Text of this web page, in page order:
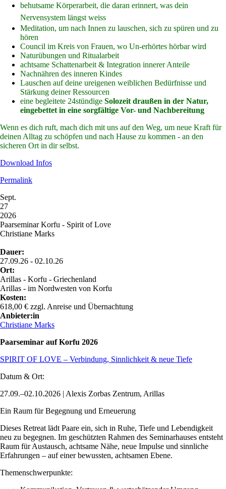
behutsame Körperarbeit, die daran erinnert, was dein
Nervensystem längst weiss
Meditation, um nach Innen zu lauschen, sich zu spüren und zu
hören
Council im Kreis von Frauen, wo Un-erhörtes hörbar wird
Naturübungen und Ritualarbeit
achtsame Schattenarbeit & Integration innerer Anteile
Nachnähren des inneren Kindes
Lauschen auf deine ureigenen weiblichen Bedürfnisse und
Stärkung deiner Ressourcen
eine begleitete 24stündige Solozeit draußen in der Natur,
eingebettet in eine sorgfältige Vor- und Nachbereitung
Wenn es dich ruft, mach dich mit uns auf den Weg, um neue Kraft für
deinen Alltag zu schöpfen und nach Hause zu kommen - an den
sicheren Ort in dir selbst.
Download Infos
Permalink
Sept.
27
2026
Paarseminar Korfu - Spirit of Love
Christiane Marks
Dauer:
27.09.26 - 02.10.26
Ort:
Arillas - Korfu - Griechenland
Arillas - im Nordwesten von Korfu
Kosten:
618,00 € zzgl. Anreise und Übernachtung
Anbieter:in
Christiane Marks
Paarseminar auf Korfu 2026
SPIRIT OF LOVE – Verbindung, Sinnlichkeit & neue Tiefe
Datum & Ort:
27.09.–02.10.2026 | Alexis Zorbas Zentrum, Arillas
Ein Raum für Begegnung und Erneuerung
Dieses Retreat lädt Paare ein, sich in Ruhe, Tiefe und Lebendigkeit
neu zu begegnen. Im geschützten Rahmen des Seminarhauses entsteht
Raum für Austausch, achtsame Nähe, neue Impulse und sinnliche
Erfahrungen – auf einer bewussten, achtsamen Ebene.
Themenschwerpunkte: